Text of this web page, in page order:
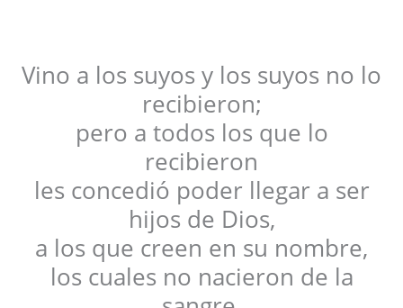
Vino a los suyos y los suyos no lo
recibieron;
pero a todos los que lo
recibieron
les concedió poder llegar a ser
hijos de Dios,
a los que creen en su nombre,
los cuales no nacieron de la